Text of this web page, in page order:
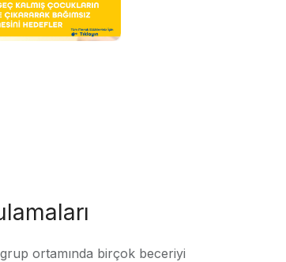
ortamında birçok beceriyi